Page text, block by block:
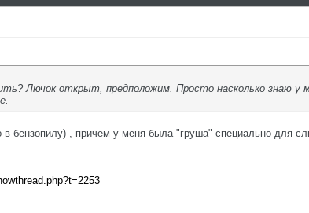
Лючок открыт, предположим. Просто насколько знаю у
в бензопилу) , причем у меня была "груша" специально для